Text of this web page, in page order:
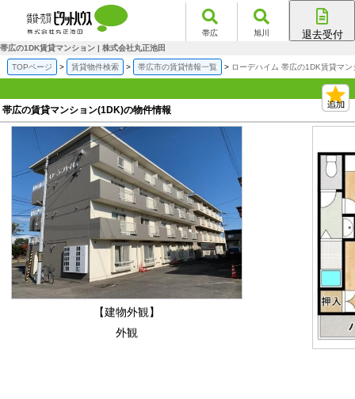
帯広 旭川 退去受付
帯広の1DK賃貸マンション | 株式会社丸正池田
TOPページ 賃貸物件検索 帯広市の賃貸情報一覧 ローデハイム 帯広の1DK賃貸マン
帯広の賃貸マンション(1DK)の物件情報
【建物外観】
外観